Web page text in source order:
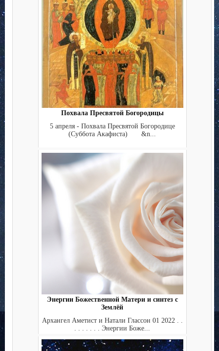
Похвала Пресвятой Богородицы
5 апреля - Похвала Пресвятой Богородице
(Суббота Акафиста) &n...
Энергии Божественной Матери и синтез с
Землёй
Архангел Аметист и Натали Глассон 01 2022 . .
. . . . . . . Энергии Боже...